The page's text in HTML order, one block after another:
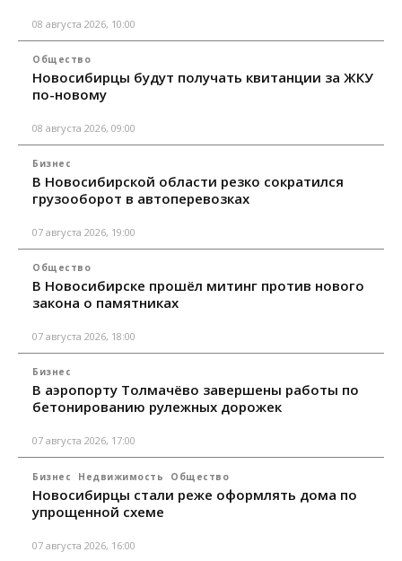
08 августа 2026, 10:00
Общество
Новосибирцы будут получать квитанции за ЖКУ
по-новому
08 августа 2026, 09:00
Бизнес
В Новосибирской области резко сократился
грузооборот в автоперевозках
07 августа 2026, 19:00
Общество
В Новосибирске прошёл митинг против нового
закона о памятниках
07 августа 2026, 18:00
Бизнес
В аэропорту Толмачёво завершены работы по
бетонированию рулежных дорожек
07 августа 2026, 17:00
Бизнес Недвижимость Общество
Новосибирцы стали реже оформлять дома по
упрощенной схеме
07 августа 2026, 16:00